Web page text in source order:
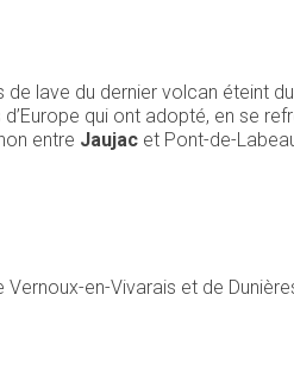
lave du dernier volcan éteint
qui ont adopté, en se
entre Jaujacet Pont-de-
en-Vivarais et de